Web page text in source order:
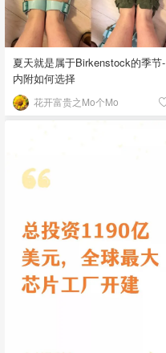
夏天就是属于Birkenstock的季节-
内附如何选择
花开富贵之Mo个Mo